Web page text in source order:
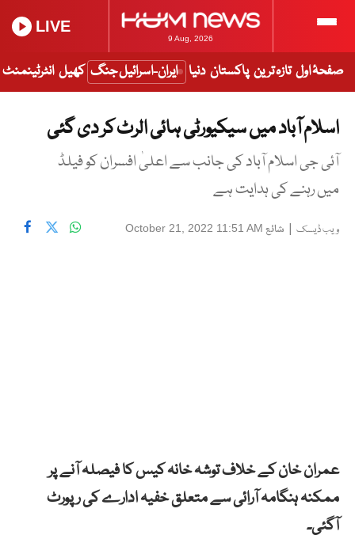
9 Aug, 2026
LIVE
صفحۂ اول تازہ ترین پاکستان دنیا ایران-اسرائیل جنگ کھیل انٹرٹینمنٹ
اسلام آباد میں سیکیورٹی ہائی الرٹ کر دی گئی
آئی جی اسلام آباد کی جانب سے اعلیٰ افسران کو فیلڈ
میں رہنے کی ہدایت ہے
ویب ڈیسک | شائع October 21, 2022 11:51 AM
عمران خان کے خلاف توشہ خانہ کیس کا فیصلہ آنے پر
ممکنہ ہنگامہ آرائی سے متعلق خفیہ ادارے کی رپورٹ
آگئی۔